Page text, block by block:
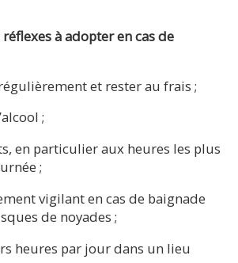
à adopter en cas de
et rester au frais ;
;
en particulier aux heures les plus
;
vigilant en cas de baignade
de noyades ;
heures par jour dans un lieu